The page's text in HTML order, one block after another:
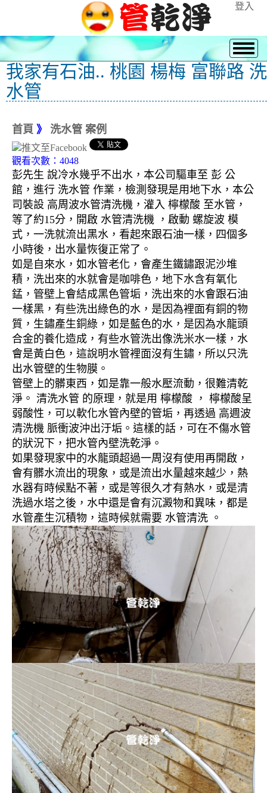
登入
我家有石油.. 桃園 楊梅 富聯路 洗
水管
首頁 》 洗水管 案例
觀看次數：4048
彭先生 說冷水幾乎不出水，本公司驅車至 彭 公
館，進行 洗水管 作業，檢測發現是用地下水，本公
司裝設 高周波水管清洗機，灌入 檸檬酸 至水管，
等了約15分，開啟 水管清洗機 ，啟動 螺旋波 模
式，一洗就流出黑水，看起來跟石油一樣，四個多
小時後，出水量恢復正常了。
如是自來水，如水管老化，會產生鐵鏽跟泥沙堆
積，洗出來的水就會是咖啡色，地下水含有氧化
錳，管壁上會結成黑色管垢，洗出來的水會跟石油
一樣黑，有些洗出綠色的水，是因為裡面有銅的物
質，生鏽產生銅綠，如是藍色的水，是因為水龍頭
合金的養化造成，有些水管洗出像洗米水一樣，水
會是黃白色，這說明水管裡面沒有生鏽，所以只洗
出水管壁的生物膜。
管壁上的髒東西，如是靠一般水壓流動，很難清乾
淨。 清洗水管 的原理，就是用 檸檬酸 ， 檸檬酸呈
弱酸性，可以軟化水管內壁的管垢，再透過 高週波
清洗機 脈衝波沖出汙垢。這樣的話，可在不傷水管
的狀況下，把水管內壁洗乾淨。
如果發現家中的水龍頭超過一周沒有使用再開啟，
會有髒水流出的現象，或是流出水量越來越少，熱
水器有時候點不著，或是等很久才有熱水，或是清
洗過水塔之後，水中還是會有沉澱物和異味，都是
水管產生沉積物，這時候就需要 水管清洗 。